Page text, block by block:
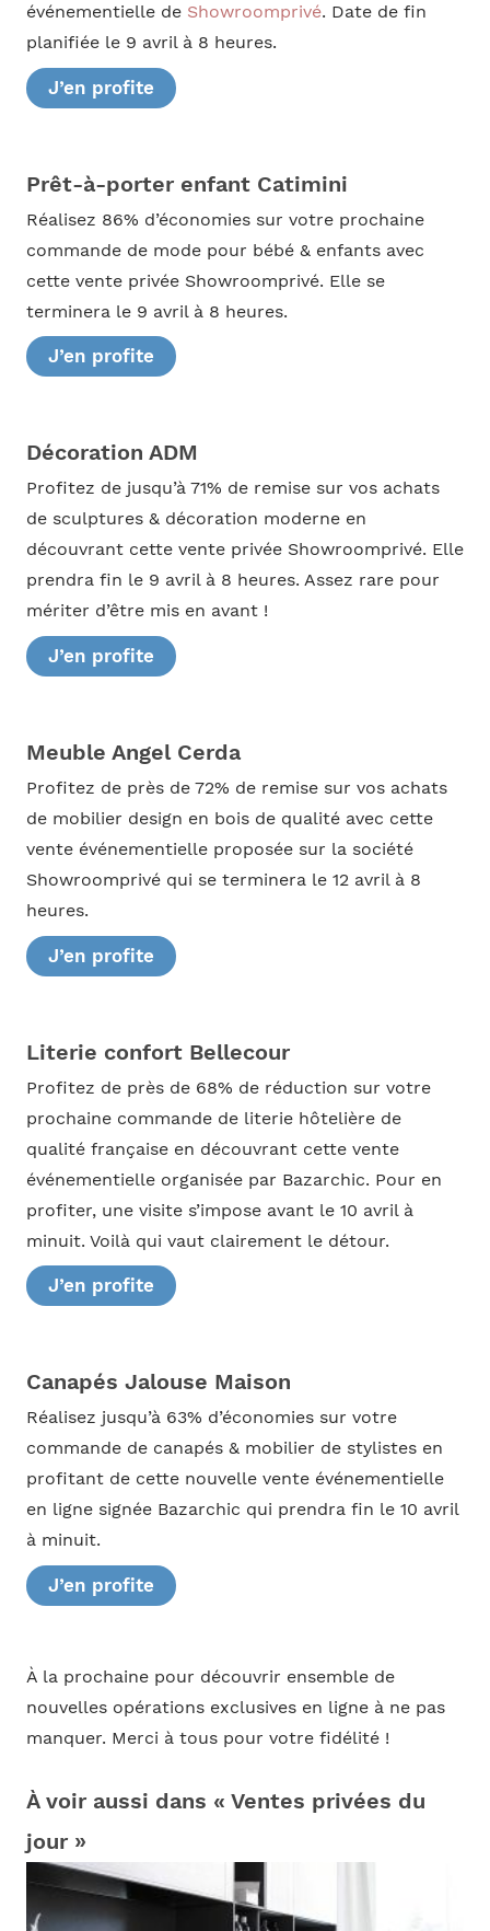
événementielle de Showroomprivé. Date de fin
planifiée le 9 avril à 8 heures.
J’en profite
Prêt-à-porter enfant Catimini
Réalisez 86% d’économies sur votre prochaine
commande de mode pour bébé & enfants avec
cette vente privée Showroomprivé. Elle se
terminera le 9 avril à 8 heures.
J’en profite
Décoration ADM
Profitez de jusqu’à 71% de remise sur vos achats
de sculptures & décoration moderne en
découvrant cette vente privée Showroomprivé. Elle
prendra fin le 9 avril à 8 heures. Assez rare pour
mériter d’être mis en avant !
J’en profite
Meuble Angel Cerda
Profitez de près de 72% de remise sur vos achats
de mobilier design en bois de qualité avec cette
vente événementielle proposée sur la société
Showroomprivé qui se terminera le 12 avril à 8
heures.
J’en profite
Literie confort Bellecour
Profitez de près de 68% de réduction sur votre
prochaine commande de literie hôtelière de
qualité française en découvrant cette vente
événementielle organisée par Bazarchic. Pour en
profiter, une visite s’impose avant le 10 avril à
minuit. Voilà qui vaut clairement le détour.
J’en profite
Canapés Jalouse Maison
Réalisez jusqu’à 63% d’économies sur votre
commande de canapés & mobilier de stylistes en
profitant de cette nouvelle vente événementielle
en ligne signée Bazarchic qui prendra fin le 10 avril
à minuit.
J’en profite
À la prochaine pour découvrir ensemble de
nouvelles opérations exclusives en ligne à ne pas
manquer. Merci à tous pour votre fidélité !
À voir aussi dans « Ventes privées du
jour »